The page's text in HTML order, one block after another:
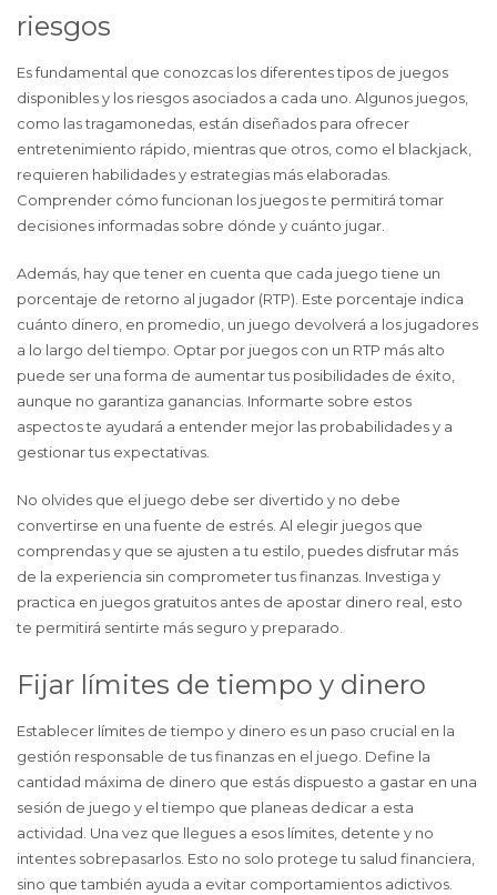
riesgos
Es fundamental que conozcas los diferentes tipos de juegos
disponibles y los riesgos asociados a cada uno. Algunos juegos,
como las tragamonedas, están diseñados para ofrecer
entretenimiento rápido, mientras que otros, como el blackjack,
requieren habilidades y estrategias más elaboradas.
Comprender cómo funcionan los juegos te permitirá tomar
decisiones informadas sobre dónde y cuánto jugar.
Además, hay que tener en cuenta que cada juego tiene un
porcentaje de retorno al jugador (RTP). Este porcentaje indica
cuánto dinero, en promedio, un juego devolverá a los jugadores
a lo largo del tiempo. Optar por juegos con un RTP más alto
puede ser una forma de aumentar tus posibilidades de éxito,
aunque no garantiza ganancias. Informarte sobre estos
aspectos te ayudará a entender mejor las probabilidades y a
gestionar tus expectativas.
No olvides que el juego debe ser divertido y no debe
convertirse en una fuente de estrés. Al elegir juegos que
comprendas y que se ajusten a tu estilo, puedes disfrutar más
de la experiencia sin comprometer tus finanzas. Investiga y
practica en juegos gratuitos antes de apostar dinero real, esto
te permitirá sentirte más seguro y preparado.
Fijar límites de tiempo y dinero
Establecer límites de tiempo y dinero es un paso crucial en la
gestión responsable de tus finanzas en el juego. Define la
cantidad máxima de dinero que estás dispuesto a gastar en una
sesión de juego y el tiempo que planeas dedicar a esta
actividad. Una vez que llegues a esos límites, detente y no
intentes sobrepasarlos. Esto no solo protege tu salud financiera,
sino que también ayuda a evitar comportamientos adictivos.